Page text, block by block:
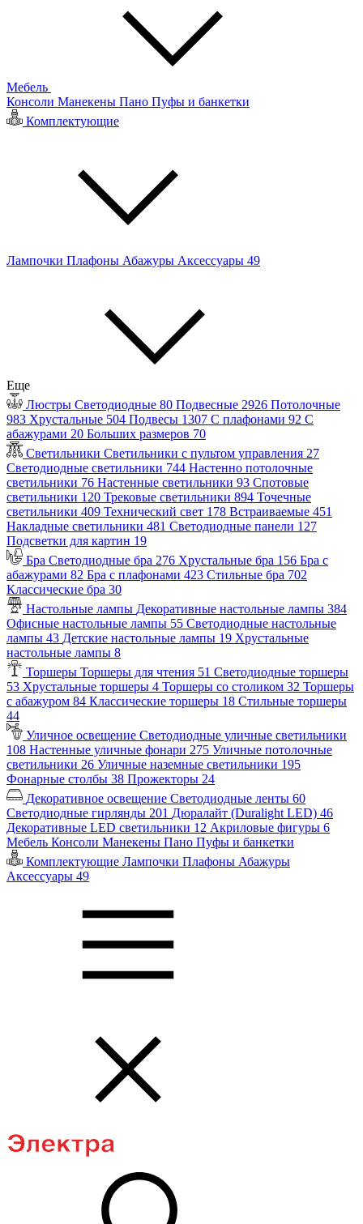
Мебель
Консоли Манекены Пано Пуфы и банкетки
Комплектующие
Лампочки Плафоны Абажуры Аксессуары 49
Еще
Люстры Светодиодные 80 Подвесные 2926 Потолочные
983 Хрустальные 504 Подвесы 1307 С плафонами 92 С
абажурами 20 Больших размеров 70
Светильники Светильники с пультом управления 27
Светодиодные светильники 744 Настенно потолочные
светильники 76 Настенные светильники 93 Спотовые
светильники 120 Трековые светильники 894 Точечные
светильники 409 Технический свет 178 Встраиваемые 451
Накладные светильники 481 Светодиодные панели 127
Подсветки для картин 19
Бра Светодиодные бра 276 Хрустальные бра 156 Бра с
абажурами 82 Бра с плафонами 423 Стильные бра 702
Классические бра 30
Настольные лампы Декоративные настольные лампы 384
Офисные настольные лампы 55 Светодиодные настольные
лампы 43 Детские настольные лампы 19 Хрустальные
настольные лампы 8
Торшеры Торшеры для чтения 51 Светодиодные торшеры
53 Хрустальные торшеры 4 Торшеры со столиком 32 Торшеры
с абажуром 84 Классические торшеры 18 Стильные торшеры
44
Уличное освещение Светодиодные уличные светильники
108 Настенные уличные фонари 275 Уличные потолочные
светильники 26 Уличные наземные светильники 195
Фонарные столбы 38 Прожекторы 24
Декоративное освещение Светодиодные ленты 60
Светодиодные гирлянды 201 Дюралайт (Duralight LED) 46
Декоративные LED светильники 12 Акриловые фигуры 6
Мебель Консоли Манекены Пано Пуфы и банкетки
Комплектующие Лампочки Плафоны Абажуры
Аксессуары 49